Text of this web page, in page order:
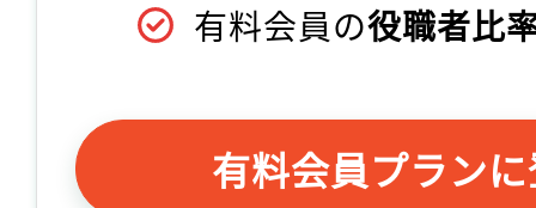
有料会員の役職者比
有料会員プラン